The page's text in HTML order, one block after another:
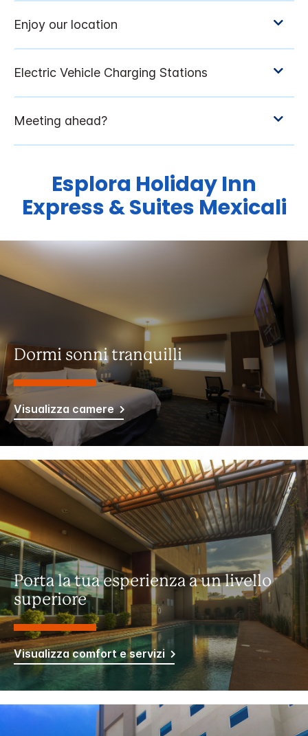
Esplora Holiday Inn
Express & Suites Mexicali
Dormi sonni tranquilli
Visualizza camere
Porta la tua esperienza a un livello
superiore
Visualizza comfort e servizi